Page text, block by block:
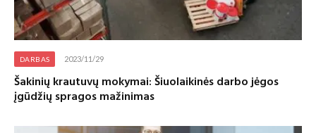
DARBAS 2023/11/29
Šakinių krautuvų mokymai: Šiuolaikinės darbo jėgos
įgūdžių spragos mažinimas